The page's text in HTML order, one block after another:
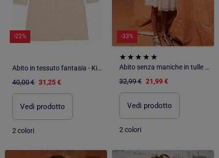
-22%
Abito in tessuto fantasia - Kids Star
40,00 € 31,25 €
Vedi prodotto
2 colori
-33%
Abito senza maniche in tulle con volant e stelle
32,99 € 21,99 €
Vedi prodotto
2 colori